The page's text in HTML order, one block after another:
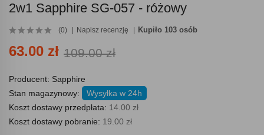
2w1 Sapphire SG-057 - różowy
(0) Napisz recenzję Kupiło 103 osób
63.00 zł 109.00 zł
Producent: Sapphire
Stan magazynowy:
Wysyłka w 24h
Koszt dostawy przedpłata: 14.00 zł
Koszt dostawy pobranie: 19.00 zł